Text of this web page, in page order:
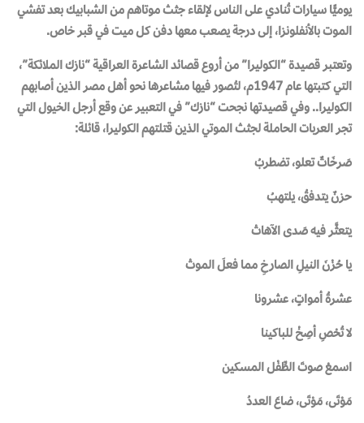
يوميًّا سيارات تُنادي على الناس لإلقاء جثث موتاهم من الشبابيك بعد تفشي
الموت بالأنفلونزا، إلى درجة يصعب معها دفن كل ميت في قبر خاص.
وتعتبر قصيدة “الكوليرا” من أروع قصائد الشاعرة العراقية “نازك الملائكة”،
التي كتبتها عام 1947م، لتُصور فيها مشاعرها نحو أهل مصر الذين أصابهم
الكوليرا.. وفي قصيدتها نجحت “نازك” في التعبير عن وقع أرجل الخيول التي
تجر العربات الحاملة لجثث الموتي الذين قتلتهم الكوليرا، قائلة:
صَرخَاتٌ تعلو، تضطربُ
حزنٌ يتدفقُ، يلتهبُ
يتعثَّر فيه صَدى الآهاتْ
يا حُزْنَ النيلِ الصارخِ مما فعلَ الموتْ
عشرةُ أمواتٍ، عشرونا
لا تُحْصِ أصِخْ للباكينا
اسمعْ صوتَ الطِّفْل المسكين
مَوْتَى، مَوْتَى، ضاعَ العددُ